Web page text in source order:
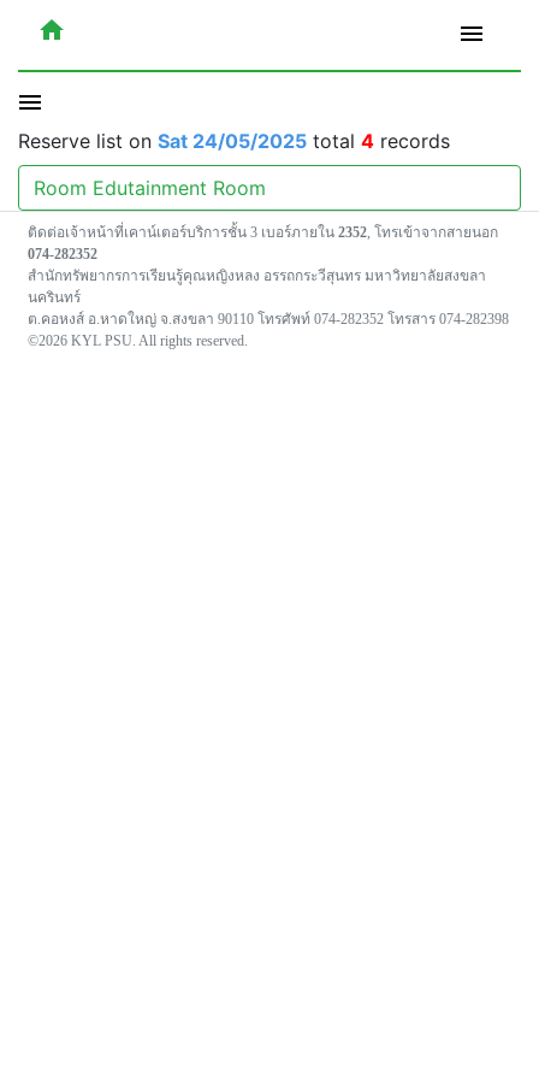
home menu
menu
Reserve list on Sat 24/05/2025 total 4 records
Room Edutainment Room
ติดต่อเจ้าหน้าที่เคาน์เตอร์บริการชั้น 3 เบอร์ภายใน 2352, โทรเข้าจากสายนอก
074-282352
สำนักทรัพยากรการเรียนรู้คุณหญิงหลง อรรถกระวีสุนทร มหาวิทยาลัยสงขลา
นครินทร์
ต.คอหงส์ อ.หาดใหญ่ จ.สงขลา 90110 โทรศัพท์ 074-282352 โทรสาร 074-282398
©2026 KYL PSU. All rights reserved.